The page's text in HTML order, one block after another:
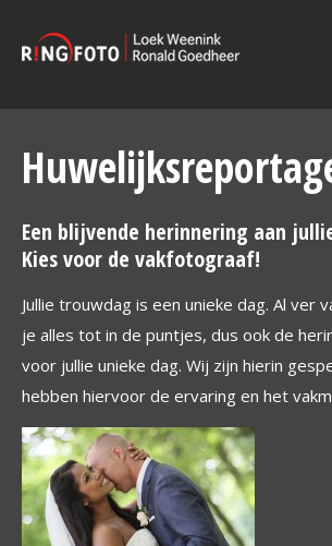
Een blijvende herinnering aan
Kies voor de vakfotograaf!
Jullie trouwdag is een unieke dag. Al ver
je alles tot in de puntjes, dus ook de
voor jullie unieke dag. Wij zijn hierin
hebben hiervoor de ervaring en het